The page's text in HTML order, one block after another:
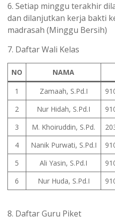
6. Setiap minggu terakhir
dan dilanjutkan kerja bakti
madrasah (Minggu Bersih)
7. Daftar Wali Kelas
NO NAMA
1
Zamaah, S.Pd.I
2
Nur Hidah, S.Pd.I
3
M. Khoiruddin, S.Pd.
4
Nanik Purwati, S.Pd.I
5
Ali Yasin, S.Pd.I
6
Nur Huda, S.Pd.I
8. Daftar Guru Piket